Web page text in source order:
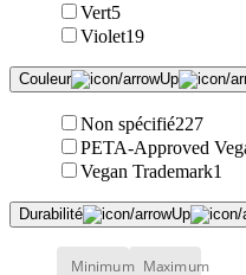
Vert5
Violet19
Couleur
Non spécifié227
PETA-Approved
Vegan Trademark1
Durabilité
Minimum Maximum